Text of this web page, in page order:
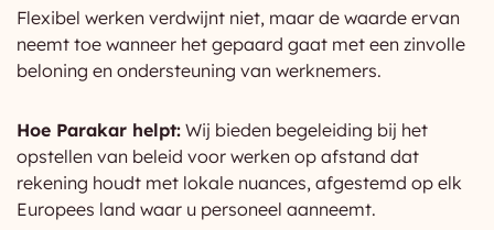
Flexibel werken verdwijnt niet, maar de waarde ervan
neemt toe wanneer het gepaard gaat met een zinvolle
beloning en ondersteuning van werknemers.
Hoe Parakar helpt: Wij bieden begeleiding bij het
opstellen van beleid voor werken op afstand dat
rekening houdt met lokale nuances, afgestemd op elk
Europees land waar u personeel aanneemt.